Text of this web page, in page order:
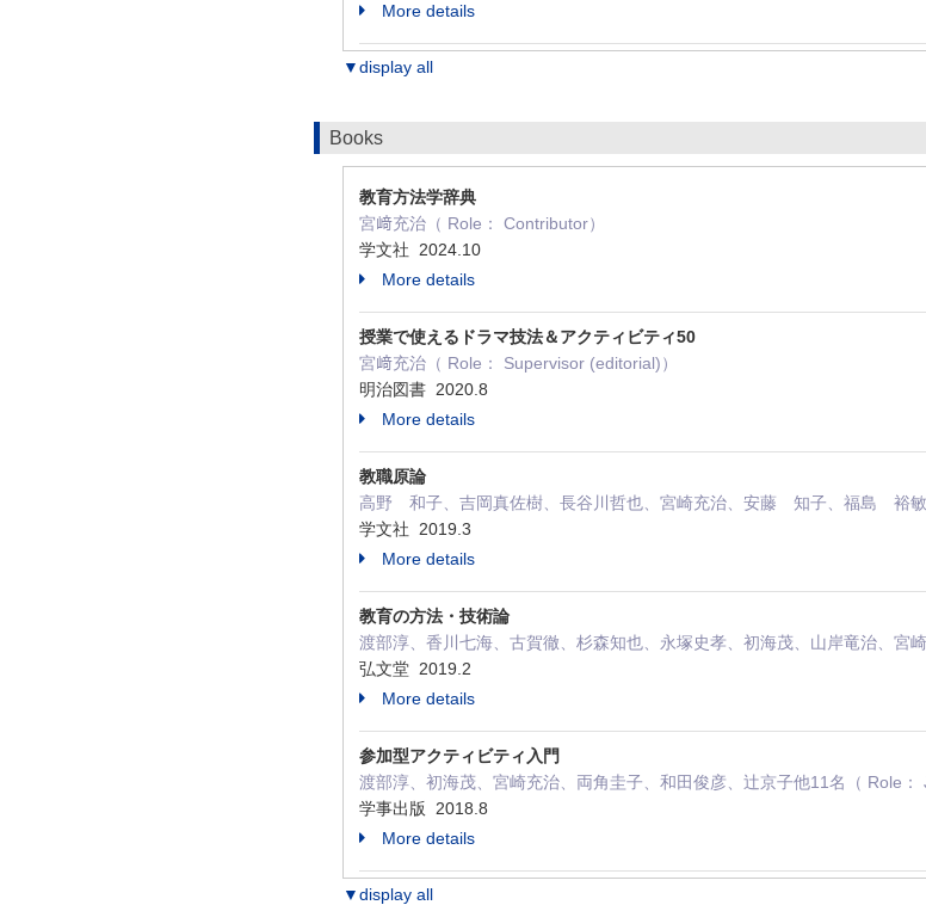
More details
▼display all
Books
教育方法学辞典
宮﨑充治（ Role： Contributor）
学文社 2024.10
More details
授業で使えるドラマ技法＆アクティビティ50
宮﨑充治（ Role： Supervisor (editorial)）
明治図書 2020.8
More details
教職原論
高野 和子、吉岡真佐樹、長谷川哲也、宮崎充治、安藤 知子、福島 裕
学文社 2019.3
More details
教育の方法・技術論
渡部淳、香川七海、古賀徹、杉森知也、永塚史孝、初海茂、山岸竜治、宮
弘文堂 2019.2
More details
参加型アクティビティ入門
渡部淳、初海茂、宮崎充治、両角圭子、和田俊彦、辻京子他11名（ Role：
学事出版 2018.8
More details
▼display all